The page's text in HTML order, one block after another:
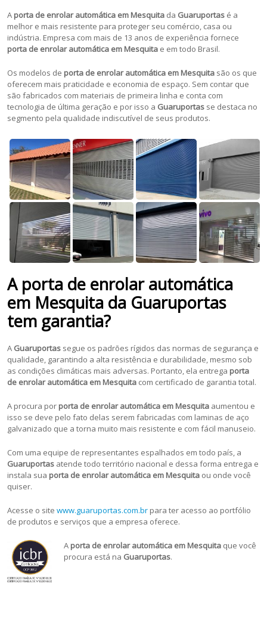
A porta de enrolar automática em Mesquita da Guaruportas é a
melhor e mais resistente para proteger seu comércio, casa ou
indústria. Empresa com mais de 13 anos de experiência fornece
porta de enrolar automática em Mesquita e em todo Brasil.
Os modelos de porta de enrolar automática em Mesquita são os que
oferecem mais praticidade e economia de espaço. Sem contar que
são fabricados com materiais de primeira linha e conta com
tecnologia de última geração e por isso a Guaruportas se destaca no
segmento pela qualidade indiscutível de seus produtos.
A porta de enrolar automática
em Mesquita da Guaruportas
tem garantia?
A Guaruportas segue os padrões rígidos das normas de segurança e
qualidade, garantindo a alta resistência e durabilidade, mesmo sob
as condições climáticas mais adversas. Portanto, ela entrega porta
de enrolar automática em Mesquita com certificado de garantia total.
A procura por porta de enrolar automática em Mesquita aumentou e
isso se deve pelo fato delas serem fabricadas com laminas de aço
galvanizado que a torna muito mais resistente e com fácil manuseio.
Com uma equipe de representantes espalhados em todo país, a
Guaruportas atende todo território nacional e dessa forma entrega e
instala sua porta de enrolar automática em Mesquita ou onde você
quiser.
Acesse o sitewww.guaruportas.com.br para ter acesso ao portfólio
de produtos e serviços que a empresa oferece.
A porta de enrolar automática em Mesquitaque você
procura está na Guaruportas.